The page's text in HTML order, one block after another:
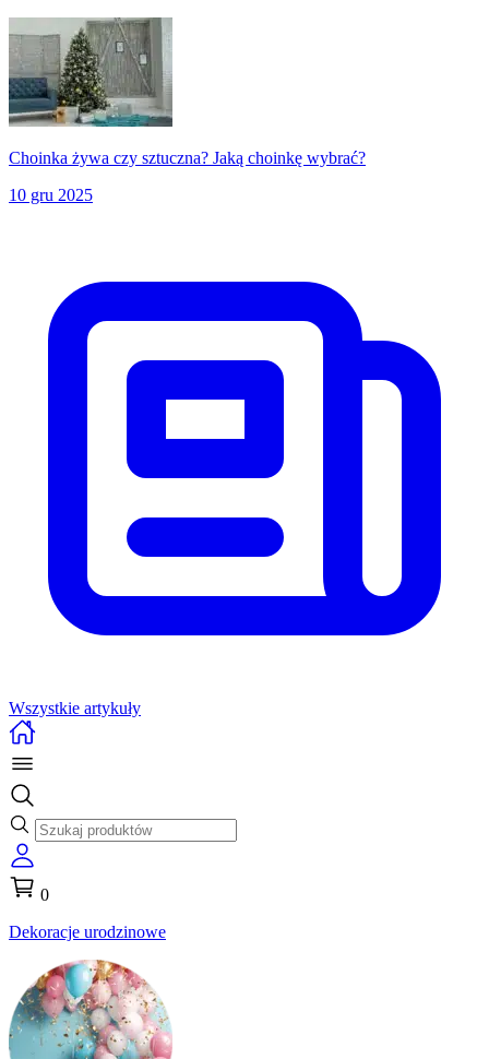
Choinka żywa czy sztuczna? Jaką choinkę wybrać?
10 gru 2025
Wszystkie artykuły
0
Dekoracje urodzinowe